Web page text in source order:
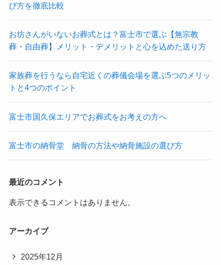
び方を徹底比較
お坊さんがいないお葬式とは？富士市で選ぶ【無宗教
葬・自由葬】メリット・デメリットと心を込めた送り方
家族葬を行うなら自宅近くの葬儀会場を選ぶ5つのメリッ
トと4つのポイント
富士市国久保エリアでお葬式をお考えの方へ
富士市の納骨堂 納骨の方法や納骨施設の選び方
最近のコメント
表示できるコメントはありません。
アーカイブ
2025年12月